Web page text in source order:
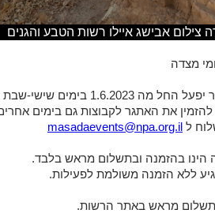
צילום אבישג איילו רשות הטבע והגנים
מצדה
מתי: האתגר יפעל החל מה
להזמין את האתגר לקבוצות גם בימים
ל masadaevents@npa.org.il
הינו בהזמנה ובתשלום מראש בלבד.
ללא הזמנה משולמת לפעילות.
מראש באתר הרשות.